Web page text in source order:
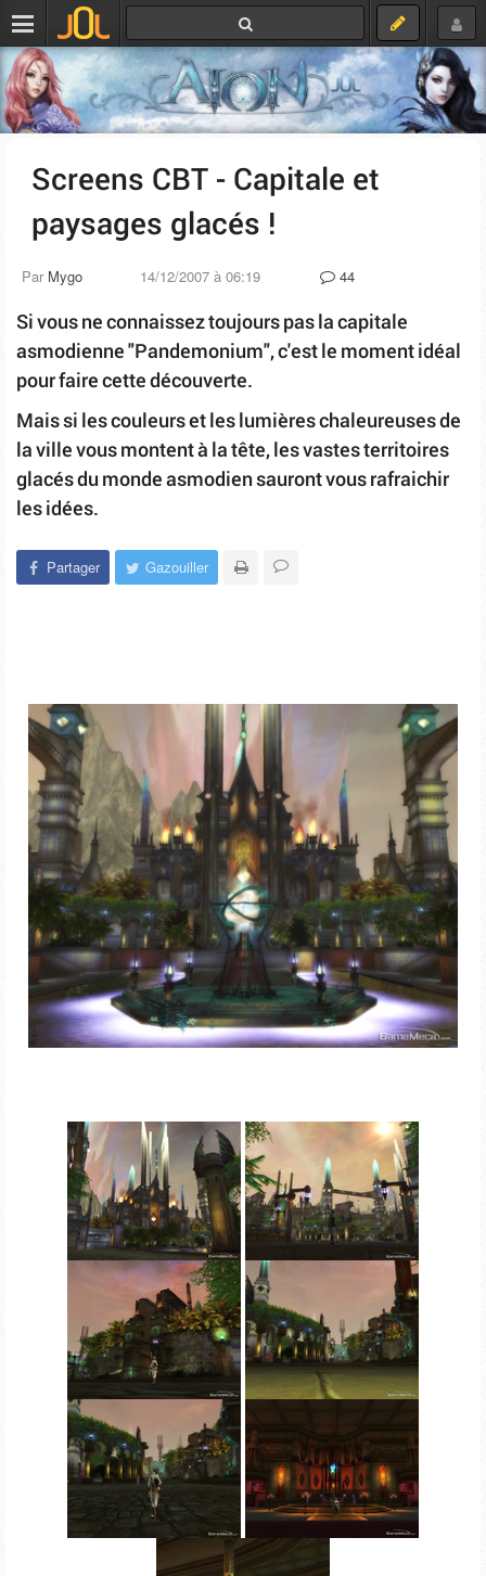
Screens CBT - Capitale et
paysages glacés !
Par Mygo 14/12/2007 à 06:19 44
Si vous ne connaissez toujours pas la capitale
asmodienne "Pandemonium", c'est le moment idéal
pour faire cette découverte.
Mais si les couleurs et les lumières chaleureuses de
la ville vous montent à la tête, les vastes territoires
glacés du monde asmodien sauront vous rafraichir
les idées.
Partager Gazouiller